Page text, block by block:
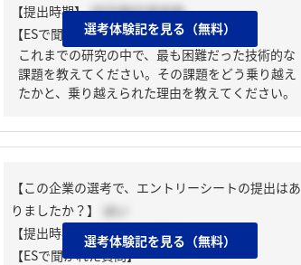
【提出時期】 2025年02月中旬
【ESで聞かれた質問】
これまでの研究の中で、最も困難だった技術的な
課題を教えてください。その課題をどう乗り越え
たかと、乗り越えられた理由を教えてください。
選考体験記を見る（無料）
【この企業の選考で、エントリーシートの提出はあ
りましたか？】
はい
【提出時期】 2025年03月下旬
【ESで聞かれた質問】
選考体験記を見る（無料）